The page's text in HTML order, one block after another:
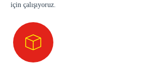
için çalışıyoruz.